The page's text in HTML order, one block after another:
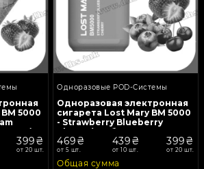
5000
399₴
от 20 шт.
Одноразовые POD-Системы
Одноразовая электронная
сигарета Lost Mary BM 5000
- Strawberry Blueberry
Cherry (Клубника, Черника,
Вишня)
469₴
от 5 шт.
439₴
от 10 шт.
399₴
от 20 шт.
Общая сумма